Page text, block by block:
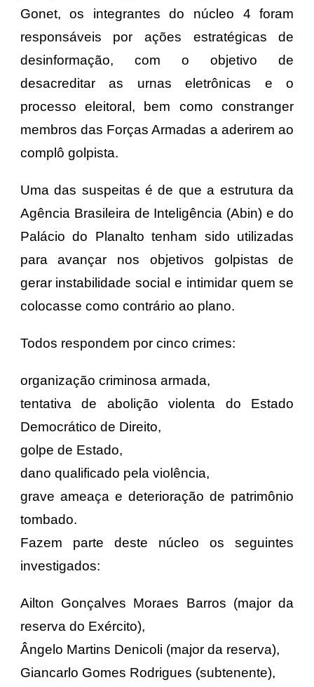
Gonet, os integrantes do núcleo 4 foram
responsáveis por ações estratégicas de
desinformação, com o objetivo de
desacreditar as urnas eletrônicas e o
processo eleitoral, bem como constranger
membros das Forças Armadas a aderirem ao
complô golpista.
Uma das suspeitas é de que a estrutura da
Agência Brasileira de Inteligência (Abin) e do
Palácio do Planalto tenham sido utilizadas
para avançar nos objetivos golpistas de
gerar instabilidade social e intimidar quem se
colocasse como contrário ao plano.
Todos respondem por cinco crimes:
organização criminosa armada,
tentativa de abolição violenta do Estado
Democrático de Direito,
golpe de Estado,
dano qualificado pela violência,
grave ameaça e deterioração de patrimônio
tombado.
Fazem parte deste núcleo os seguintes
investigados:
Ailton Gonçalves Moraes Barros (major da
reserva do Exército),
Ângelo Martins Denicoli (major da reserva),
Giancarlo Gomes Rodrigues (subtenente),